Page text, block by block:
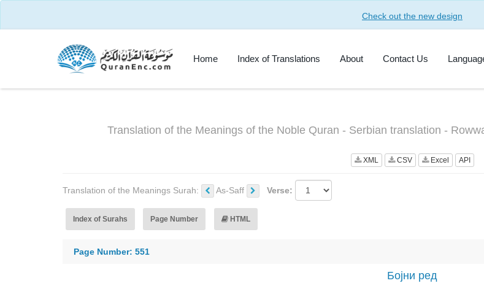
Check out the new design
Home Index of Translations About Contact Us
Translation of the Meanings of the Noble Quran - Serbian translation -
XML CSV Excel API
Translation of the Meanings Surah: As-Saff Verse:
Index of Surahs Page Number HTML
Page Number: 551
Бојни ред